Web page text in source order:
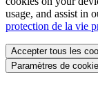
usage, and assist in
protection de la vie
Accepter tous les
Paramètres de